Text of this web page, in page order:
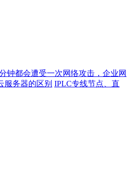
钟都会遭受一次网络攻击，企业网
服务器的区别 IPLC专线节点、直